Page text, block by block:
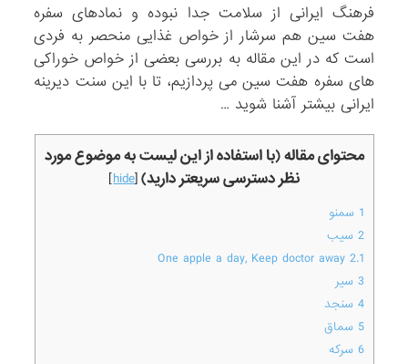
فرهنگ ایرانی از سلامت جدا نبوده و نمادهای سفره
هفت سین هم سرشار از خواص غذایی منحصر به فردی
است که در این مقاله به بررسی بعضی از خواص خوراکی
های سفره هفت سین می پردازیم، تا با این سنت دیرینه
ایرانی بیشتر آشنا شوید …
محتوای مقاله (با استفاده از این لیست به موضوع مورد
نظر دسترسی سریعتر دارید)[
hide
]
1 سمنو
2 سیب
2.1
One apple a day, Keep doctor away
3 سیر
4 سنجد
5 سماق
6 سرکه